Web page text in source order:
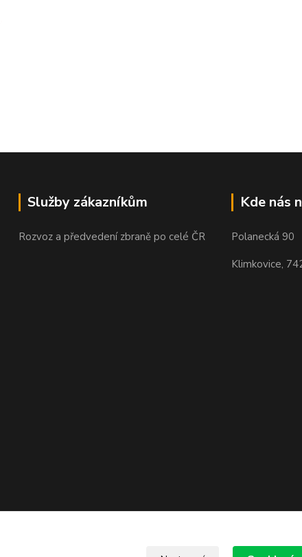
Služby zákazníkům
Rozvoz a předvedení zbraně po celé ČR
Kde nás
Polanecká 90
Klimkovice,